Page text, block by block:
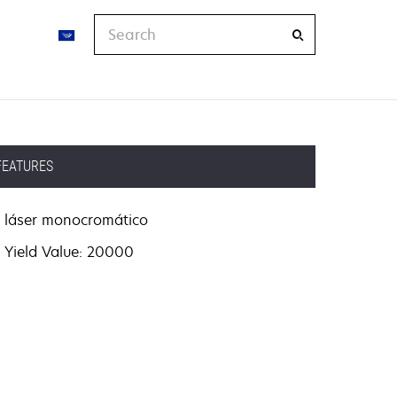
láser monocromático
Yield Value: 20000